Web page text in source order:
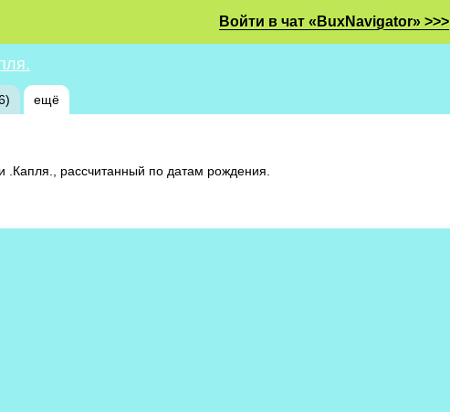
Войти в чат «BuxNavigator» >>>
ещё
.Капля., рассчитанный по датам рождения.